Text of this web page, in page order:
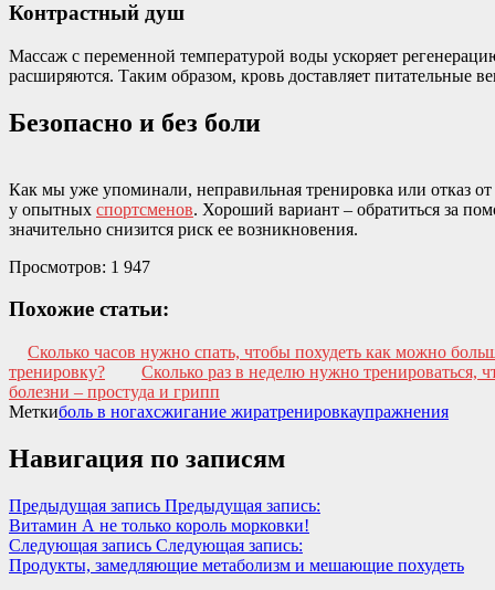
Контрастный душ
Массаж с переменной температурой воды ускоряет
расширяются. Таким образом, кровь доставляет питательные
Безопасно и без боли
Как мы уже упоминали, неправильная тренировка или отказ
у опытных спортсменов. Хороший вариант – обратиться за
значительно снизится риск ее возникновения.
Просмотров: 1 947
Похожие статьи:
Сколько часов нужно спать, чтобы похудеть как можно
тренировку?
Сколько раз в неделю нужно тренироваться,
болезни – простуда и грипп
Меткиболь в ногахсжигание жиратренировкаупражнения
Навигация по записям
Предыдущая запись Предыдущая запись:
Витамин А не только король морковки!
Следующая запись Следующая запись:
Продукты, замедляющие метаболизм и мешающие похудеть